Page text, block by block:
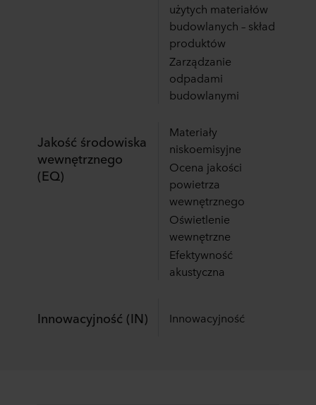
użytych materiałów
budowlanych – skład
produktów
Zarządzanie
odpadami
budowlanymi
Jakość środowiska
wewnętrznego
(EQ)
Materiały
niskoemisyjne
Ocena jakości
powietrza
wewnętrznego
Oświetlenie
wewnętrzne
Efektywność
akustyczna
Innowacyjność (IN) Innowacyjność